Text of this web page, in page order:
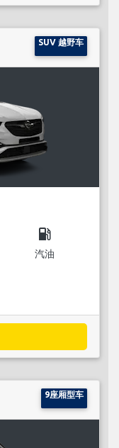
SUV 越野车
local_gas_station
汽油
9座厢型车